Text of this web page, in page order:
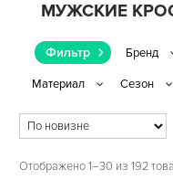
МУЖСКИЕ
Фильтр
Отображено 1–30 из 192